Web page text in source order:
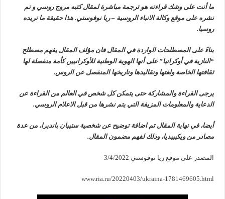
ما أنت على وشك قراءته هو ترجمة مباشرة لمقال كتبه مروج روسي و تم
نشره على موقع وكالة الانباء الروسية – ريا نوفوستي. هذا حقيقة ما تريده
روسيا.
بناءً على المصطلحات الواردة في المقال فان مؤلف المقال يفهم مصطلح
“النازية في أوكرانيا” على أنها الهوية الوطنية للأوكرانيين كأمة منفصلة لها
ثقافتها الخاصة ولغتها وتقاليدها وتاريخها المنفصل عن الروس.
يرجى القراءة والمشاركة حتى يتمكن كل شخص في العالم من القراءة عن
الدعاية والمعلومات المزيفة التي يتم نشرها من قبل الاعلام الروسي.
أيضا، في نهاية المقال تم اضافة توضيح عن شخصية ستيبان بانديرا، من عدة
مصادر من ويكيبيديا، وذلك لفهم مضمون المقال.
المصدر على موقع ريا نوفوستي 3/4/2022
www.ria.ru/20220403/ukraina-1781469605.html